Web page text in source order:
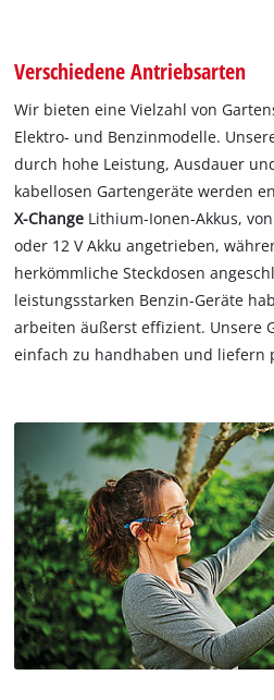
Verschiedene Antriebsarten
Wir bieten eine Vielzahl von
Elektro- und Benzinmodelle.
durch hohe Leistung, Ausdauer
kabellosen Gartengeräte werden
X-Change Lithium-Ionen-Akkus,
oder 12 V Akku angetrieben,
herkömmliche Steckdosen
leistungsstarken Benzin-Geräte
arbeiten äußerst effizient. Unsere
einfach zu handhaben und liefern